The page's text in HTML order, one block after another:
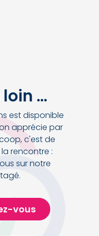
...
est disponible
apprécie par
c'est de
rencontre :
sur notre
vous